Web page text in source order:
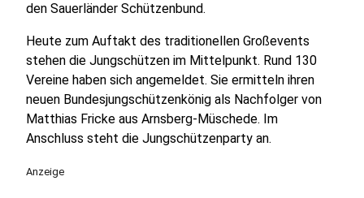
den Sauerländer Schützenbund.
Heute zum Auftakt des traditionellen Großevents
stehen die Jungschützen im Mittelpunkt. Rund 130
Vereine haben sich angemeldet. Sie ermitteln ihren
neuen Bundesjungschützenkönig als Nachfolger von
Matthias Fricke aus Arnsberg-Müschede. Im
Anschluss steht die Jungschützenparty an.
Anzeige